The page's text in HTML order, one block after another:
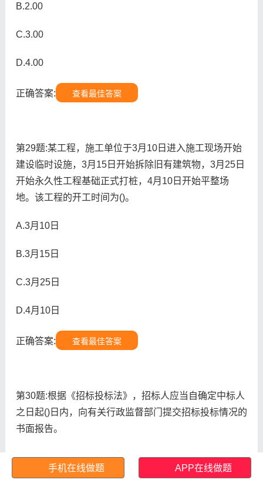
B.2.00
C.3.00
D.4.00
正确答案: 查看最佳答案
第29题:某工程，施工单位于3月10日进入施工现场开始
建设临时设施，3月15日开始拆除旧有建筑物，3月25日
开始永久性工程基础正式打桩，4月10日开始平整场
地。该工程的开工时间为()。
A.3月10日
B.3月15日
C.3月25日
D.4月10日
正确答案: 查看最佳答案
第30题:根据《招标投标法》，招标人应当自确定中标人
之日起()日内，向有关行政监督部门提交招标投标情况的
书面报告。
A.10
手机在线做题 APP在线做题